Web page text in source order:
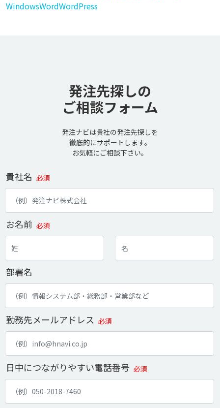
WindowsWordWordPress
発注先探しの
ご相談フォーム
発注ナビは貴社の発注先探しを
徹底的にサポートします。
お気軽にご相談下さい。
貴社名 必須
お名前 必須
部署名
勤務先メールアドレス 必須
日中につながりやすい電話番号 必須